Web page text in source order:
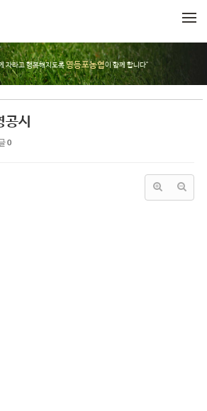
자라고 행복해지도록영등포농협이 함께 합니다"
시
0